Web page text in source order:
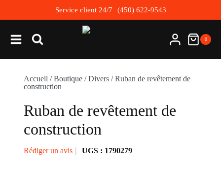
to
content
Service client 24/7 (450) 622-9543
0
Accueil / Boutique / Divers / Ruban de revêtement de
construction
Ruban de revêtement de
construction
Rédiger un avis UGS : 1790279